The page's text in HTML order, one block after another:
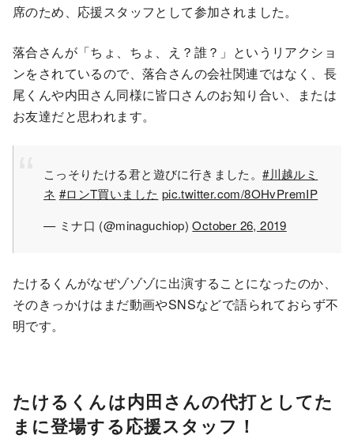
席のため、応援スタッフとして参加されました。
落合さんが「ちょ、ちょ、え？誰？」というリアクショ
ンをされているので、落合さんの会社関連ではなく、長
尾くんや内田さん同様に皆口さんのお知り合い、または
お友達だと思われます。
こっそりたける君と遊びに行きました。#川越ルミ
ネ #ロンT買いました pic.twitter.com/8OHvPremIP
— ミナ口 (@minaguchiop)October 26, 2019
たけるくんがなぜゾゾゾに出演することになったのか、
そのきっかけはまだ動画やSNSなどで語られておらず不
明です。
たけるくんは内田さんの代打としてた
まに登場する応援スタッフ！